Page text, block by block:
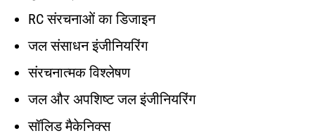
RC संरचनाओं का डिजाइन
जल संसाधन इंजीनियरिंग
संरचनात्मक विश्लेषण
जल और अपशिष्ट जल इंजीनियरिंग
सॉलिड मैकेनिक्स